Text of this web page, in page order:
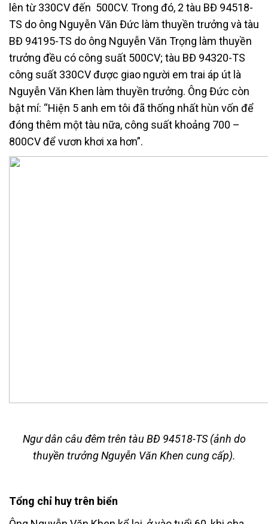
lên từ 330CV đến 500CV. Trong đó, 2 tàu BĐ 94518-
TS do ông Nguyễn Văn Đức làm thuyền trưởng và tàu
BĐ 94195-TS do ông Nguyễn Văn Trọng làm thuyền
trưởng đều có công suất 500CV; tàu BĐ 94320-TS
công suất 330CV được giao người em trai áp út là
Nguyễn Văn Khen làm thuyền trưởng. Ông Đức còn
bật mí: “Hiện 5 anh em tôi đã thống nhất hùn vốn để
đóng thêm một tàu nữa, công suất khoảng 700 –
800CV để vươn khơi xa hơn”.
Ngư dân câu đêm trên tàu BĐ 94518-TS (ảnh do
thuyền trưởng Nguyễn Văn Khen cung cấp).
Tổng chỉ huy trên biển